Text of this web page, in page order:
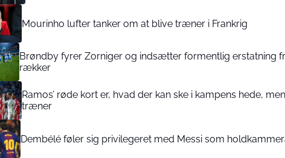
Mourinho lufter tanker om at blive træner i Frankrig
Brøndby fyrer Zorniger og indsætter formentlig erstatning
rækker
Ramos’ røde kort er, hvad der kan ske i kampens hede,
træner
Dembélé føler sig privilegeret med Messi som